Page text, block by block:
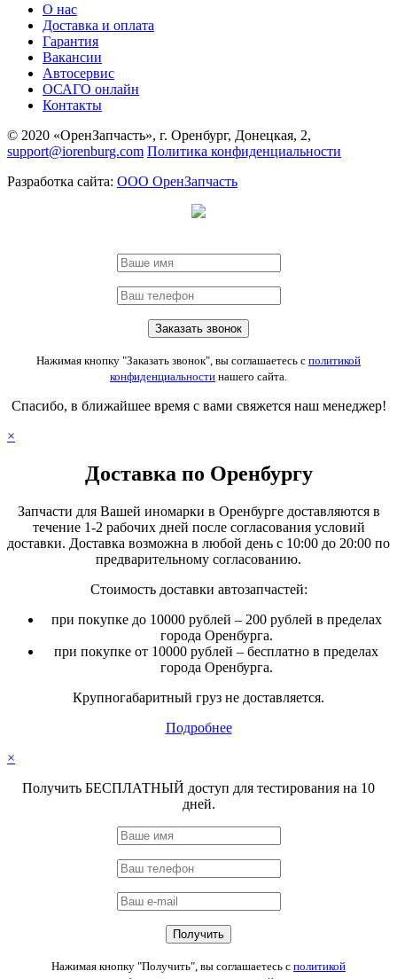
О нас
Доставка и оплата
Гарантия
Вакансии
Автосервис
ОСАГО онлайн
Контакты
© 2020 «ОренЗапчасть», г. Оренбург, Донецкая, 2,
support@iorenburg.com Политика конфиденциальности
Разработка сайта: ООО ОренЗапчасть
Нажимая кнопку "Заказать звонок", вы соглашаетесь с политикой
конфиденциальности нашего сайта.
Спасибо, в ближайшее время с вами свяжется наш менеджер!
×
Доставка по Оренбургу
Запчасти для Вашей иномарки в Оренбурге доставляются в
течение 1-2 рабочих дней после согласования условий
доставки. Доставка возможна в любой день с 10:00 до 20:00 по
предварительному согласованию.
Стоимость доставки автозапчастей:
при покупке до 10000 рублей – 200 рублей в пределах
города Оренбурга.
при покупке от 10000 рублей – бесплатно в пределах
города Оренбурга.
Крупногабаритный груз не доставляется.
Подробнее
×
Получить БЕСПЛАТНЫЙ доступ для тестирования на 10
дней.
Нажимая кнопку "Получить", вы соглашаетесь с политикой